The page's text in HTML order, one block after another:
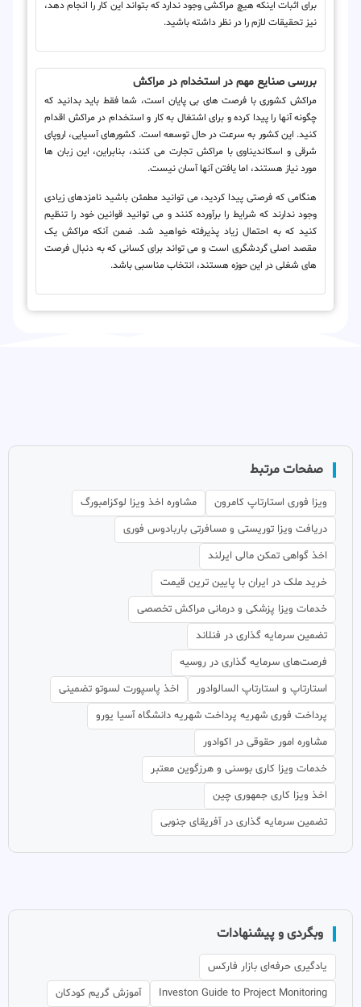
برای اثبات اینکه هیچ مراکشی وجود ندارد که بتواند این کار را انجام دهد،
نیز تحقیقات لازم را در نظر داشته باشید.
بررسی صنایع مهم در استخدام در مراکش
مراکش کشوری با فرصت های بی پایان است، شما فقط باید بدانید که
چگونه آنها را پیدا کرده و برای اشتغال به کار و استخدام در مراکش اقدام
کنید. این کشور به سرعت در حال توسعه است. کشورهای آسیایی، اروپای
شرقی و اسکاندیناوی با مراکش تجارت می کنند، بنابراین، این زبان ها
مورد نیاز هستند، اما یافتن آنها آسان نیست.
هنگامی که فرصتی پیدا کردید، می توانید مطمئن باشید نامزدهای زیادی
وجود ندارند که شرایط را برآورده کنند و می توانید قوانین خود را تنظیم
کنید که به احتمال زیاد پذیرفته خواهید شد. ضمن آنکه مراکش یک
مقصد اصلی گردشگری است و می تواند برای کسانی که به دنبال فرصت
های شغلی در این حوزه هستند، انتخاب مناسبی باشد.
صفحات مرتبط
ویزا فوری استارتاپ کامرون
مشاوره اخذ ویزا لوکزامبورگ
دریافت ویزا توریستی و مسافرتی باربادوس فوری
اخذ گواهی تمکن مالی ایرلند
خرید ملک در ایران با پایین ترین قیمت
خدمات ویزا پزشکی و درمانی مراکش تخصصی
تضمین سرمایه گذاری در فنلاند
فرصت‌های سرمایه گذاری در روسیه
استارتاپ و استارتاپ السالوادور
اخذ پاسپورت لسوتو تضمینی
پرداخت فوری شهریه پرداخت شهریه دانشگاه آسیا یورو
مشاوره امور حقوقی در اکوادور
خدمات ویزا کاری بوسنی و هرزگوین معتبر
اخذ ویزا کاری جمهوری چین
تضمین سرمایه گذاری در آفریقای جنوبی
وبگردی و پیشنهادات
یادگیری حرفه‌ای بازار فارکس
Investon Guide to Project Monitoring
آموزش گریم کودکان